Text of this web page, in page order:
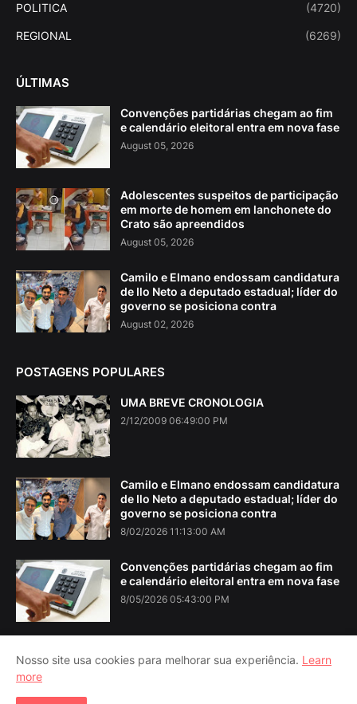
POLITICA (4720)
REGIONAL (6269)
ÚLTIMAS
Convenções partidárias chegam ao fim
e calendário eleitoral entra em nova fase
August 05, 2026
Adolescentes suspeitos de participação
em morte de homem em lanchonete do
Crato são apreendidos
August 05, 2026
Camilo e Elmano endossam candidatura
de Ilo Neto a deputado estadual; líder do
governo se posiciona contra
August 02, 2026
POSTAGENS POPULARES
UMA BREVE CRONOLOGIA
2/12/2009 06:49:00 PM
Camilo e Elmano endossam candidatura
de Ilo Neto a deputado estadual; líder do
governo se posiciona contra
8/02/2026 11:13:00 AM
Convenções partidárias chegam ao fim
e calendário eleitoral entra em nova fase
8/05/2026 05:43:00 PM
Nosso site usa cookies para melhorar sua experiência. Learn
more